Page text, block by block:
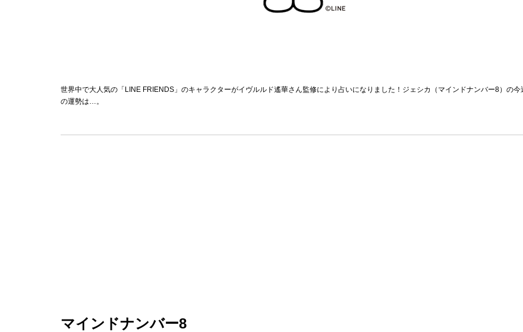
世界中で大人気の「LINE FRIENDS」のキャラクターがイヴルルド遙華さん監修により占いになりました！ジェシカ（マインドナンバー8）の今
の運勢は…。
マインドナンバー8